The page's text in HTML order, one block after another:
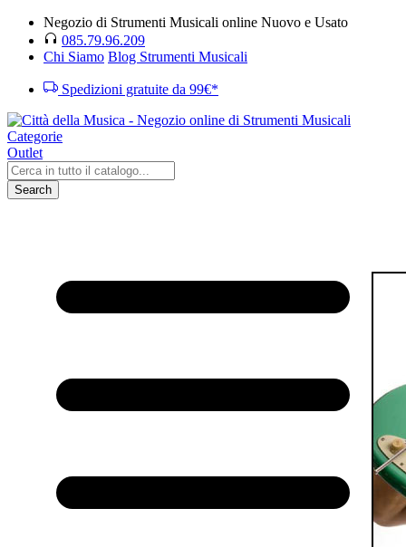
Negozio di Strumenti Musicali online Nuovo e Usato
085.79.96.209
Chi Siamo Blog Strumenti Musicali
Spedizioni gratuite da 99€*
Categorie
Outlet
Search